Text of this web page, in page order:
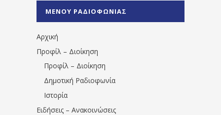
1531194763766854/" artist="" ]
ΜΕΝΟΥ ΡΑΔΙΟΦΩΝΙΑΣ
Αρχική
Προφίλ – Διοίκηση
Προφίλ – Διοίκηση
Δημοτική Ραδιοφωνία
Ιστορία
Ειδήσεις – Ανακοινώσεις